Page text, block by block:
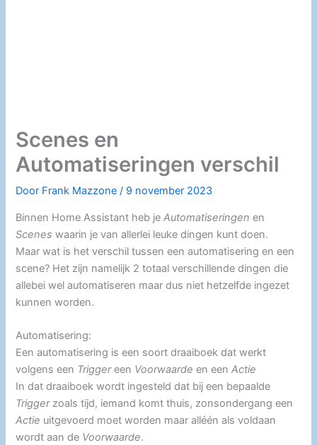
Scenes en
Automatiseringen verschil
Door Frank Mazzone/ 9 november 2023
Binnen Home Assistant heb jeAutomatiseringen en
Scenes waarin je van allerlei leuke dingen kunt doen.
Maar wat is het verschil tussen een automatisering en een
scene? Het zijn namelijk 2 totaal verschillende dingen die
allebei wel automatiseren maar dus niet hetzelfde ingezet
kunnen worden.
Automatisering:
Een automatisering is een soort draaiboek dat werkt
volgens een Triggereen Voorwaarde en eenActie
In dat draaiboek wordt ingesteld dat bij een bepaalde
Triggerzoals tijd, iemand komt thuis, zonsondergang een
Actie uitgevoerd moet worden maar alléén als voldaan
wordt aan de Voorwaarde.